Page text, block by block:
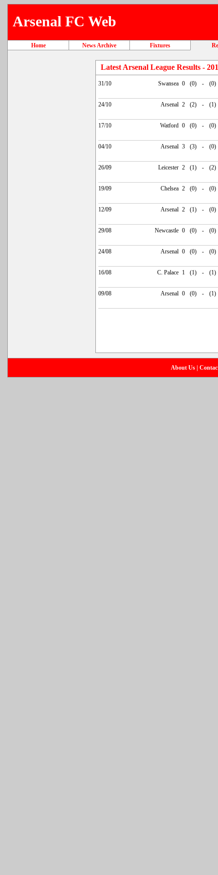
Arsenal FC Web
Home News Archive Fixtures
Latest Arsenal League Results -
31/10 Swansea 0 (0) - (0)
24/10 Arsenal 2 (2) - (1)
17/10 Watford 0 (0) - (0)
04/10 Arsenal 3 (3) - (0)
26/09 Leicester 2 (1) - (2)
19/09 Chelsea 2 (0) - (0)
12/09 Arsenal 2 (1) - (0)
29/08 Newcastle 0 (0) - (0)
24/08 Arsenal 0 (0) - (0)
16/08 C. Palace 1 (1) - (1)
09/08 Arsenal 0 (0) - (1)
About Us